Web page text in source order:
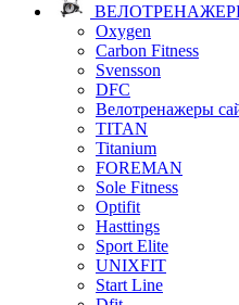
Oxygen
Carbon Fitness
Svensson
DFC
Велотренажеры
TITAN
Titanium
FOREMAN
Sole Fitness
Optifit
Hasttings
Sport Elite
UNIXFIT
Start Line